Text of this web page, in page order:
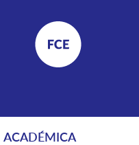
ACADÉMICA